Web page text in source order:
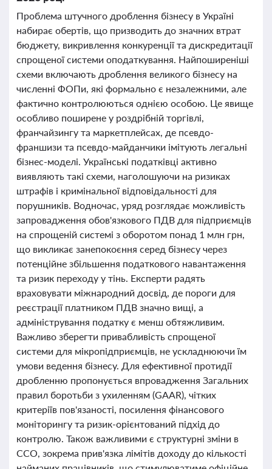
Проблема штучного дроблення бізнесу в Україні
набирає обертів, що призводить до значних втрат
бюджету, викривлення конкуренції та дискредитації
спрощеної системи оподаткування. Найпоширеніші
схеми включають дроблення великого бізнесу на
численні ФОПи, які формально є незалежними, але
фактично контролюються однією особою. Це явище
особливо поширене у роздрібній торгівлі,
франчайзингу та маркетплейсах, де псевдо-
франшизи та псевдо-майданчики імітують легальні
бізнес-моделі. Українські податківці активно
виявляють такі схеми, наголошуючи на ризиках
штрафів і кримінальної відповідальності для
порушників. Водночас, уряд розглядає можливість
запровадження обов'язкового ПДВ для підприємців
на спрощеній системі з оборотом понад 1 млн грн,
що викликає занепокоєння серед бізнесу через
потенційне збільшення податкового навантаження
та ризик переходу у тінь. Експерти радять
враховувати міжнародний досвід, де пороги для
реєстрації платником ПДВ значно вищі, а
адміністрування податку є менш обтяжливим.
Важливо зберегти привабливість спрощеної
системи для мікропідприємців, не ускладнюючи їм
умови ведення бізнесу. Для ефективної протидії
дробленню пропонується впровадження Загальних
правил боротьби з ухиленням (GAAR), чітких
критеріїв пов'язаності, посилення фінансового
моніторингу та ризик-орієнтований підхід до
контролю. Також важливими є структурні зміни в
ССО, зокрема прив'язка лімітів доходу до кількості